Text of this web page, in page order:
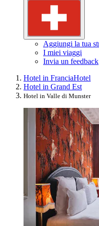
Aggiungi la tua
I miei viaggi
Invia un feedback
Hotel in FranciaHotel
Hotel in Grand Est
Hotel in Valle di Munster